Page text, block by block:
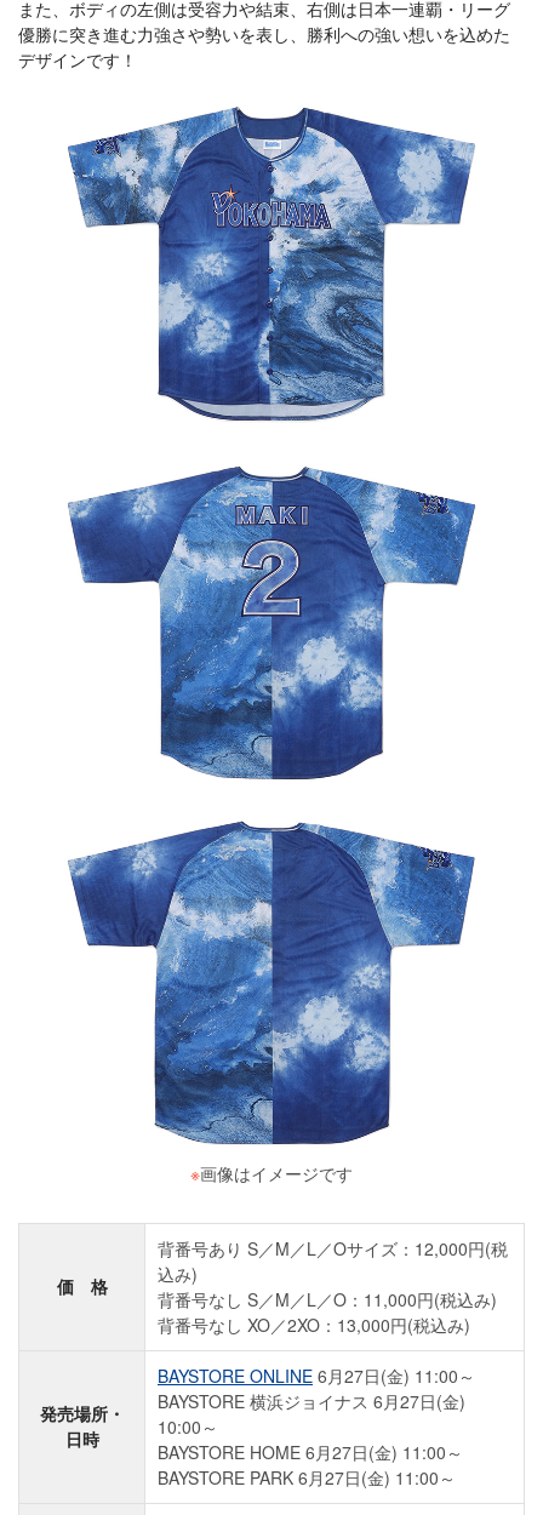
また、ボディの左側は受容力や結束、右側は日本一連覇・リーグ
優勝に突き進む力強さや勢いを表し、勝利への強い想いを込めた
デザインです！
※画像はイメージです
価 格
背番号あり S／M／L／Oサイズ：12,000円(税
込み)
背番号なし S／M／L／O：11,000円(税込み)
背番号なし XO／2XO：13,000円(税込み)
発売場所・
日時
BAYSTORE ONLINE 6月27日(金) 11:00～
BAYSTORE 横浜ジョイナス 6月27日(金)
10:00～
BAYSTORE HOME 6月27日(金) 11:00～
BAYSTORE PARK 6月27日(金) 11:00～